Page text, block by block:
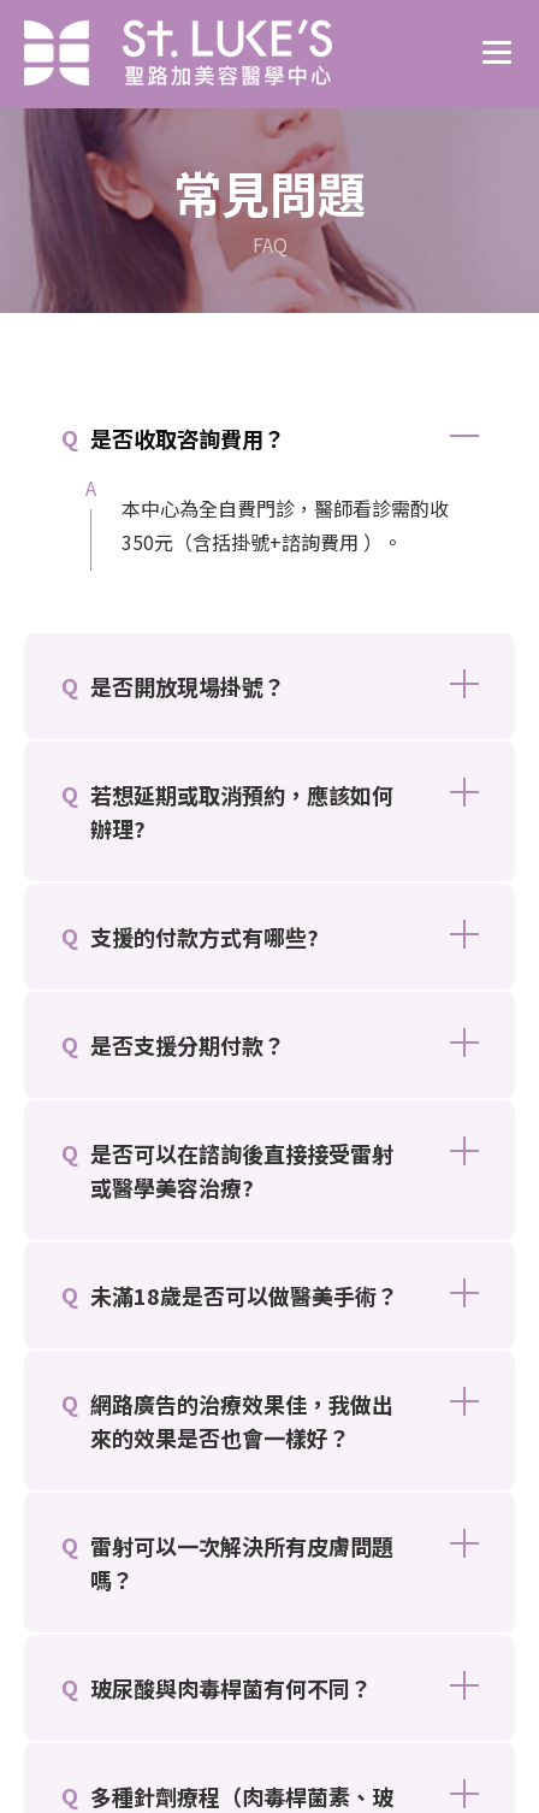
常見問題
FAQ
是否收取咨詢費用？
本中心為全自費門診，醫師看診需酌收
350元（含括掛號+諮詢費用 ）。
是否開放現場掛號？
若想延期或取消預約，應該如何
辦理?
支援的付款方式有哪些?
是否支援分期付款？
是否可以在諮詢後直接接受雷射
或醫學美容治療?
未滿18歲是否可以做醫美手術？
網路廣告的治療效果佳，我做出
來的效果是否也會一樣好？
雷射可以一次解決所有皮膚問題
嗎？
玻尿酸與肉毒桿菌有何不同？
多種針劑療程（肉毒桿菌素、玻